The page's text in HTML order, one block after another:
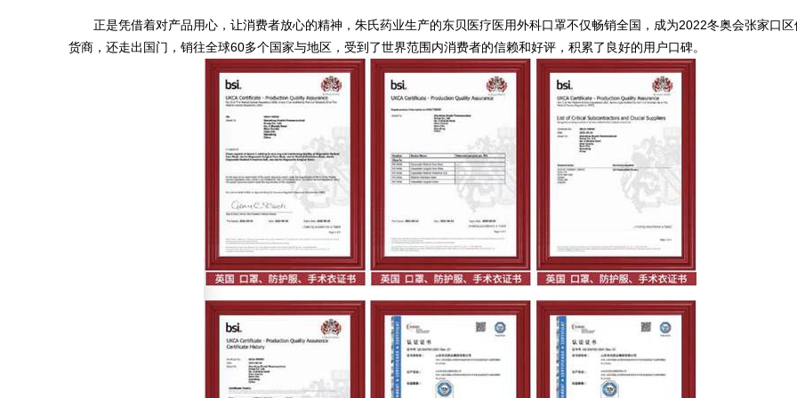
正是凭借着对产品用心，让消费者放心的精神，朱氏药业生产的东贝医疗医用外科口罩不仅畅销全国，成为2022冬奥会张家口区
货商，还走出国门，销往全球60多个国家与地区，受到了世界范围内消费者的信赖和好评，积累了良好的用户口碑。